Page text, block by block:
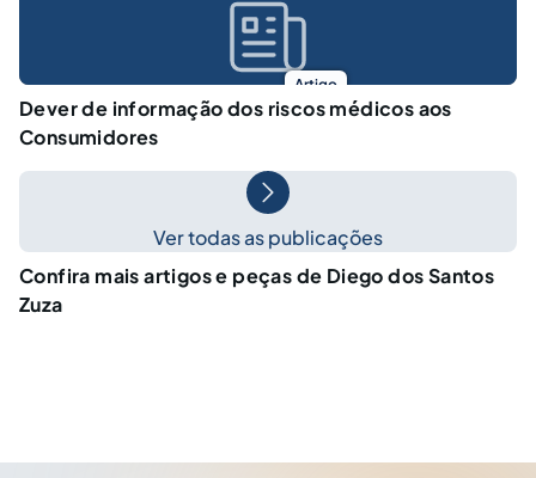
Artigo
Dever de informação dos riscos médicos aos
Consumidores
Ver todas as publicações
Confira mais artigos e peças de Diego dos Santos
Zuza